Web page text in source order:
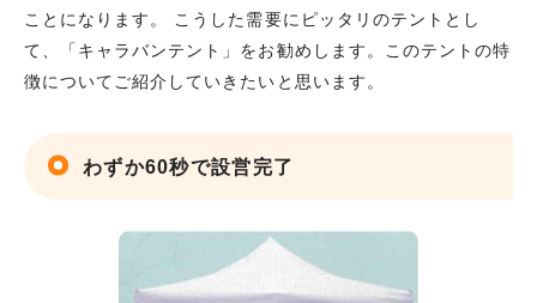
ことになります。 こうした需要にピッタリのテントとし
て、「キャラバンテント」をお勧めします。このテントの特
徴についてご紹介していきたいと思います。
わずか60秒で設営完了